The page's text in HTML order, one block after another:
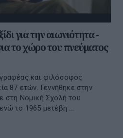
για την αιωνιότητα -
το χώρο του πνεύματος
και φιλόσοφος
87 ετών. Γεννήθηκε στην
στη Νομική Σχολή του
το 1965 μετέβη ...